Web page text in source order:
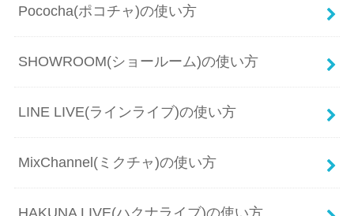
Pococha(ポコチャ)の使い方
SHOWROOM(ショールーム)の使い方
LINE LIVE(ラインライブ)の使い方
MixChannel(ミクチャ)の使い方